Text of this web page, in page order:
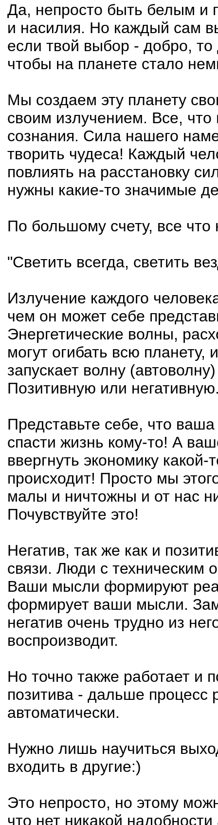
Да, непросто быть белым и
и насилия. Но каждый сам
если твой выбор - добро,
чтобы на планете стало
Мы создаем эту планету
своим излучением. Все, что
сознания. Сила нашего
творить чудеса! Каждый
повлиять на расстановку
нужны какие-то значимые
По большому счету, все что
"Светить всегда, светить
Излучение каждого
чем он может себе
Энергетические волны,
могут огибать всю
запускает волну
Позитивную или
Представьте себе, что
спасти жизнь кому-то! А
ввергнуть экономику
происходит! Просто мы
малы и ничтожны и от нас
Почувствуйте это!
Негатив, так же как и
связи. Люди с техническим
Ваши мысли формируют
формирует ваши мысли.
негатив очень трудно из
воспроизводит.
Но точно также работает и
позитива - дальше процесс
автоматически.
Нужно лишь научиться
входить в другие:)
Это непросто, но этому
что нет никакой